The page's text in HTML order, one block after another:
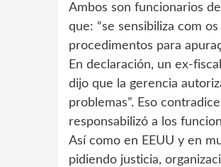
Ambos son funcionarios
que: “se sensibiliza com
procedimentos para
En declaración, un ex-
dijo que la gerencia
problemas”. Eso
responsabilizó a los
Así como en EEUU y en
pidiendo justicia,